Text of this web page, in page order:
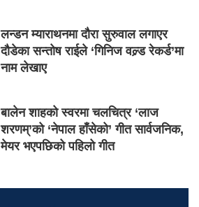
लन्डन म्याराथनमा दौरा सुरुवाल लगाएर
दौडेका सन्तोष राईले ‘गिनिज वल्र्ड रेकर्ड’मा
नाम लेखाए
बालेन शाहको स्वरमा चलचित्र ‘लाज
शरणम्’को ‘नेपाल हाँसेको’ गीत सार्वजनिक,
मेयर भएपछिको पहिलो गीत